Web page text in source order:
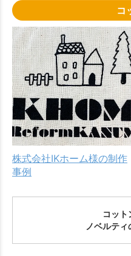
コ
株式会社IKホーム様の制作
事例
コット
ノベルテ